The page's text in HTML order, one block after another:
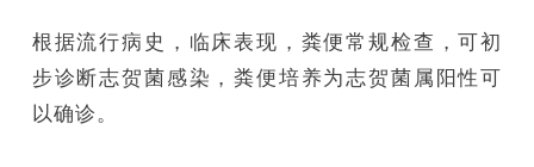
根据流行病史，临床表现，粪便常规检查，可初
步诊断志贺菌感染，粪便培养为志贺菌属阳性可
以确诊。